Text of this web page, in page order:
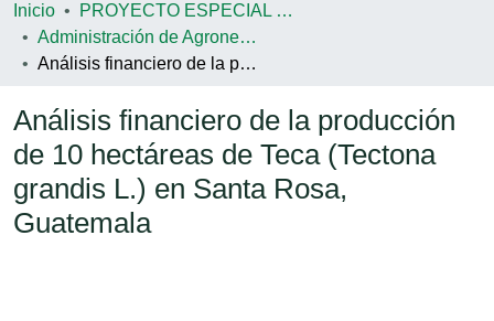
Inicio
PROYECTO ESPECIAL DE GRADUACIÓN
Administración de Agronegocios
Análisis financiero de la producción de 10 hectáreas de Teca (Tectona grandis L.) en Santa Rosa, Guatemala
Análisis financiero de la producción
de 10 hectáreas de Teca (Tectona
grandis L.) en Santa Rosa,
Guatemala